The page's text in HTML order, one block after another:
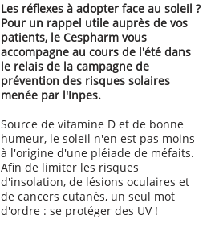
Les réflexes à adopter face au soleil ?
Pour un rappel utile auprès de vos
patients, le Cespharm vous
accompagne au cours de l'été dans
le relais de la campagne de
prévention des risques solaires
menée par l'Inpes.
Source de vitamine D et de bonne
humeur, le soleil n'en est pas moins
à l'origine d'une pléiade de méfaits.
Afin de limiter les risques
d'insolation, de lésions oculaires et
de cancers cutanés, un seul mot
d'ordre : se protéger des UV !